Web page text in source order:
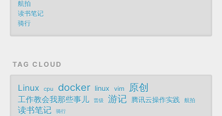
航拍
读书笔记
骑行
TAG CLOUD
Linux cpu docker linux vim 原创
工作教会我那些事儿 晋级 游记 腾讯云操作实践 航拍
读书笔记 骑行